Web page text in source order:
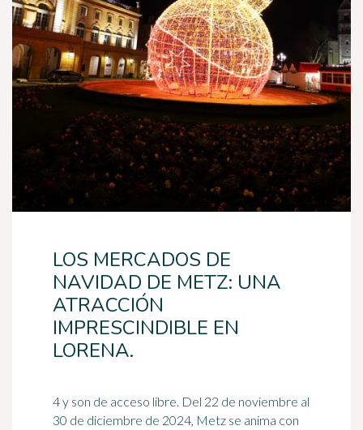
LOS MERCADOS DE
NAVIDAD DE METZ: UNA
ATRACCIÓN
IMPRESCINDIBLE EN
LORENA.
4 y son de acceso libre. Del 22 de noviembre al
30 de diciembre de 2024, Metz se anima con